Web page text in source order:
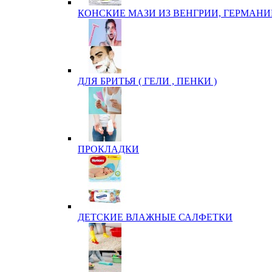
КОНСКИЕ МАЗИ ИЗ ВЕНГРИИ,
ДЛЯ БРИТЬЯ ( ГЕЛИ , ПЕНКИ )
ПРОКЛАДКИ
ДЕТСКИЕ ВЛАЖНЫЕ САЛФЕТКИ